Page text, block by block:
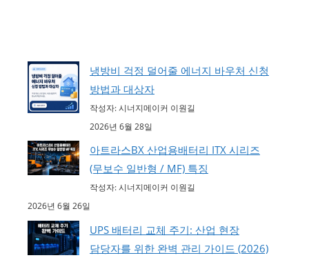
냉방비 걱정 덜어줄 에너지 바우처 신청
방법과 대상자
작성자: 시너지메이커 이원길
2026년 6월 28일
아트라스BX 산업용배터리 ITX 시리즈
(무보수 일반형 / MF) 특징
작성자: 시너지메이커 이원길
2026년 6월 26일
UPS 배터리 교체 주기: 산업 현장
담당자를 위한 완벽 관리 가이드 (2026)